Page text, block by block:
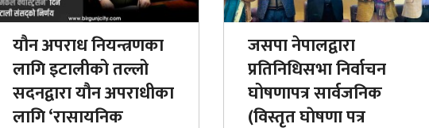
यौन अपराध नियन्त्रणका
लागि इटालीको तल्लो
सदनद्वारा यौन अपराधीका
लागि ‘रासायनिक
जसपा नेपालद्वारा
प्रतिनिधिसभा निर्वाचन
घोषणापत्र सार्वजनिक
(विस्तृत घाेषणा पत्र